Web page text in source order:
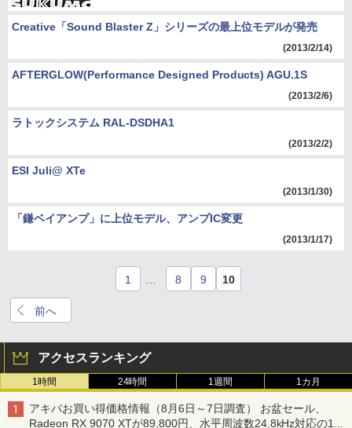
Creative「Sound Blaster Z」シリーズの最上位モデルが発売
(2013/2/14)
AFTERGLOW(Performance Designed Products) AGU.1S
(2013/2/6)
ラトックシステム RAL-DSDHA1
(2013/2/2)
ESI Juli@ XTe
(2013/1/30)
「鎌ベイアンプ」に上位モデル、アンプIC変更
(2013/1/17)
前へ
1 8 9 10
アクセスランキング
1時間 24時間 1週間 1カ月
アキバお買い得価格情報（8月6日～7日調査） お盆セール、
Radeon RX 9070 XTが89,800円、水平周波数24.8kHz対応の17